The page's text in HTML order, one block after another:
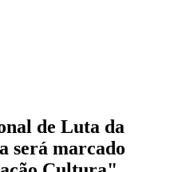
de Luta da
será marcado